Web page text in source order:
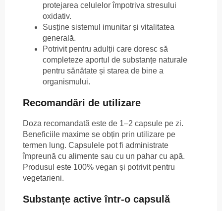
protejarea celulelor împotriva stresului
oxidativ.
Susține sistemul imunitar și vitalitatea
generală.
Potrivit pentru adulții care doresc să
completeze aportul de substanțe naturale
pentru sănătate și starea de bine a
organismului.
Recomandări de utilizare
Doza recomandată este de 1–2 capsule pe zi.
Beneficiile maxime se obțin prin utilizare pe
termen lung. Capsulele pot fi administrate
împreună cu alimente sau cu un pahar cu apă.
Produsul este 100% vegan și potrivit pentru
vegetarieni.
Substanțe active într-o capsulă